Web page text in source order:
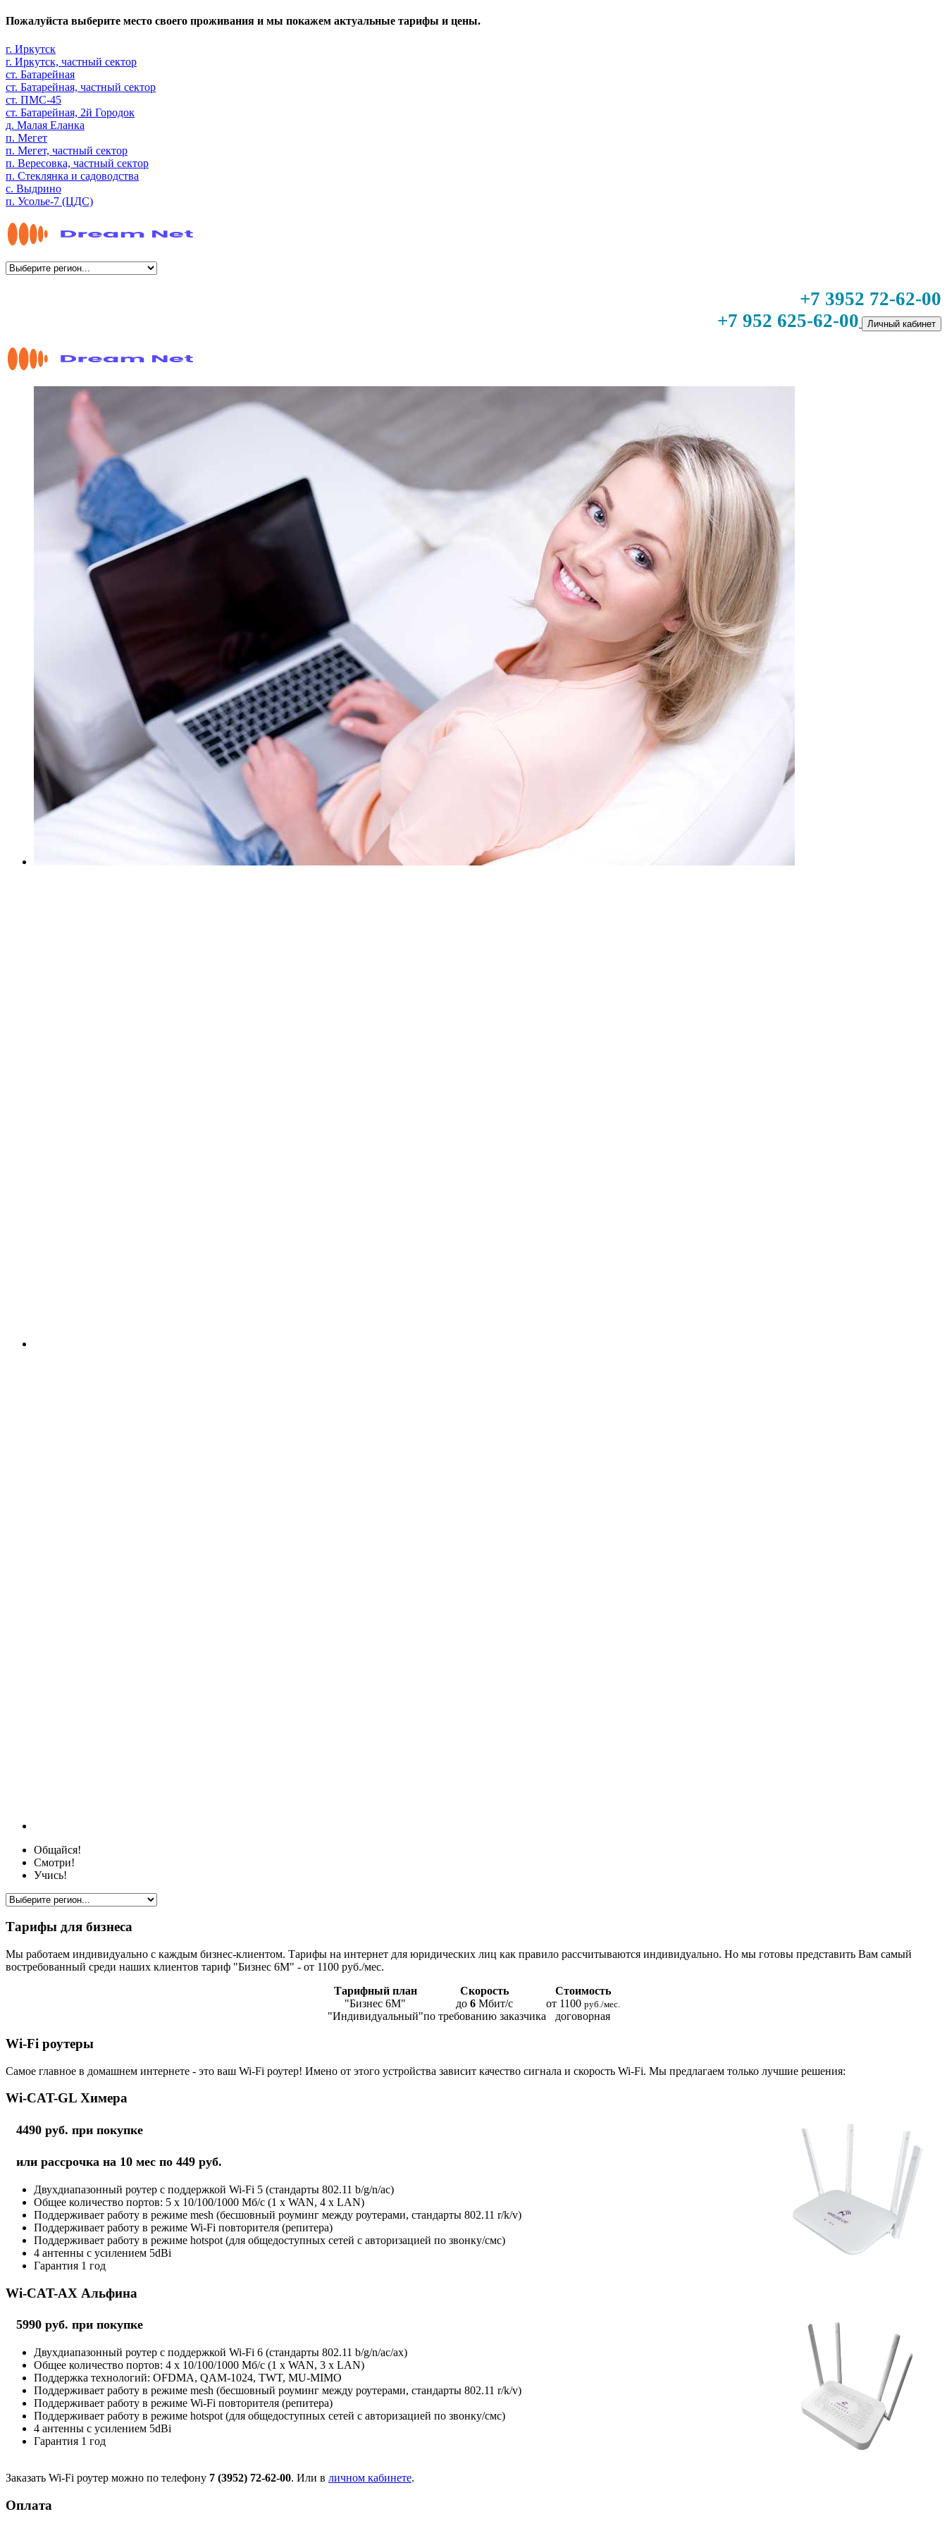
Пожалуйста выберите место своего проживания и мы покажем актуальные тарифы и цены.
г. Иркутск
г. Иркутск, частный сектор
ст. Батарейная
ст. Батарейная, частный сектор
ст. ПМС-45
ст. Батарейная, 2й Городок
д. Малая Еланка
п. Мегет
п. Мегет, частный сектор
п. Вересовка, частный сектор
п. Стеклянка и садоводства
с. Выдрино
п. Усолье-7 (ЦДС)
+7 3952 72-62-00
+7 952 625-62-00
Личный кабинет
Общайся!
Смотри!
Учись!
Тарифы для бизнеса
Мы работаем индивидуально с каждым бизнес-клиентом. Тарифы на интернет для юридических лиц как правило рассчитываются индивидуально. Но мы готовы представить Вам самый
востребованный среди наших клиентов тариф "Бизнес 6М" - от 1100 руб./мес.
Тарифный план
Скорость
Стоимость
"Бизнес 6М"
до 6 Мбит/с от 1100 руб./мес.
"Индивидуальный"по требованию заказчика договорная
Wi-Fi роутеры
Самое главное в домашнем интернете - это ваш Wi-Fi роутер! Имено от этого устройства зависит качество сигнала и скорость Wi-Fi. Мы предлагаем только лучшие решения:
Wi-CAT-GL Химера
4490 руб. при покупке
или рассрочка на 10 мес по 449 руб.
Двухдиапазонный роутер с поддержкой Wi-Fi 5 (стандарты 802.11 b/g/n/ac)
Общее количество портов: 5 х 10/100/1000 Мб/с (1 x WAN, 4 x LAN)
Поддерживает работу в режиме mesh (бесшовный роуминг между роутерами, стандарты 802.11 r/k/v)
Поддерживает работу в режиме Wi-Fi повторителя (репитера)
Поддерживает работу в режиме hotspot (для общедоступных сетей с авторизацией по звонку/смс)
4 антенны с усилением 5dBi
Гарантия 1 год
Wi-CAT-AX Альфина
5990 руб. при покупке
Двухдиапазонный роутер с поддержкой Wi-Fi 6 (стандарты 802.11 b/g/n/ac/ax)
Общее количество портов: 4 х 10/100/1000 Мб/с (1 x WAN, 3 x LAN)
Поддержка технологий: OFDMA, QAM-1024, TWT, MU-MIMO
Поддерживает работу в режиме mesh (бесшовный роуминг между роутерами, стандарты 802.11 r/k/v)
Поддерживает работу в режиме Wi-Fi повторителя (репитера)
Поддерживает работу в режиме hotspot (для общедоступных сетей с авторизацией по звонку/смс)
4 антенны с усилением 5dBi
Гарантия 1 год
Заказать Wi-Fi роутер можно по телефону 7 (3952) 72-62-00. Или в личном кабинете.
Оплата